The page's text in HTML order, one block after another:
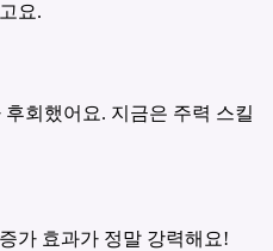
요.
회했어요. 지금은 주력 스킬
가 효과가 정말 강력해요!